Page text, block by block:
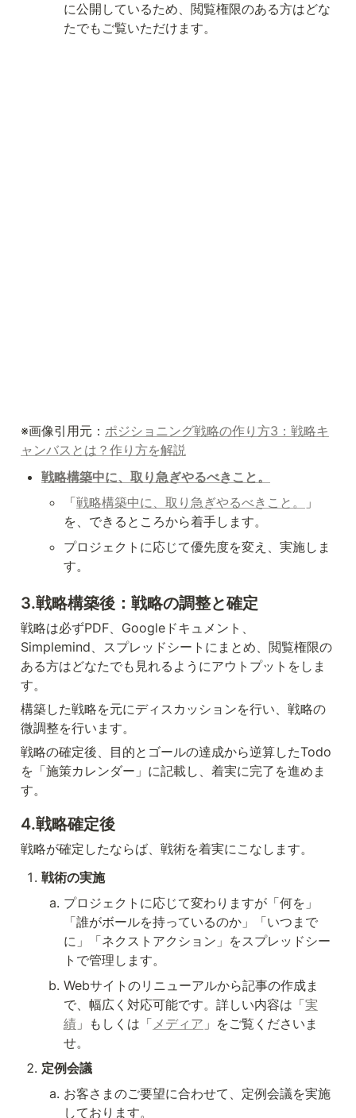
に公開しているため、閲覧権限のある方はどな
たでもご覧いただけます。
※画像引用元： ポジショニング戦略の作り方3：戦略キ
ャンバスとは？作り方を解説
戦略構築中に、取り急ぎやるべきこと。
「戦略構築中に、取り急ぎやるべきこと。
」
を、できるところから着手します。
プロジェクトに応じて優先度を変え、実施しま
す。
3.戦略構築後：戦略の調整と確定
戦略は必ずPDF、Googleドキュメント、
Simplemind、スプレッドシートにまとめ、閲覧権限の
ある方はどなたでも見れるようにアウトプットをしま
す。
構築した戦略を元にディスカッションを行い、戦略の
微調整を行います。
戦略の確定後、目的とゴールの達成から逆算したTodo
を「施策カレンダー」に記載し、着実に完了を進めま
す。
4.戦略確定後
戦略が確定したならば、戦術を着実にこなします。
戦術の実施
プロジェクトに応じて変わりますが「何を」
「誰がボールを持っているのか」「いつまで
に」「ネクストアクション」をスプレッドシー
トで管理します。
Webサイトのリニューアルから記事の作成ま
で、幅広く対応可能です。詳しい内容は「実
績 」もしくは「 メディア 」をご覧くださいま
せ。
定例会議
お客さまのご要望に合わせて、定例会議を実施
しております。